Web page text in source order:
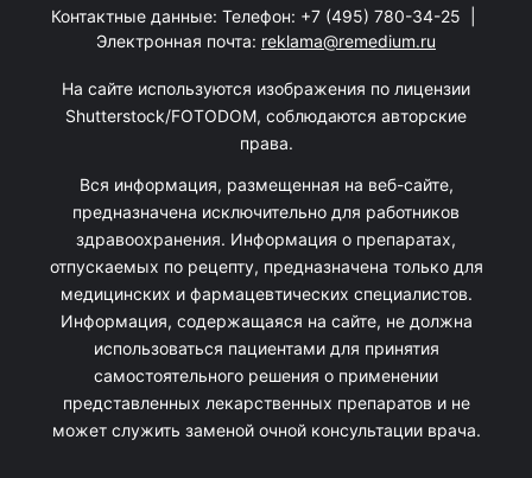
Контактные данные: Телефон: +7 (495) 780-34-25
Электронная почта: reklama@remedium.ru
На сайте используются изображения по лицензии
Shutterstock/FOTODOM, соблюдаются авторские
права.
Вся информация, размещенная на веб-сайте,
предназначена исключительно для работников
здравоохранения. Информация о препаратах,
отпускаемых по рецепту, предназначена только для
медицинских и фармацевтических специалистов.
Информация, содержащаяся на сайте, не должна
использоваться пациентами для принятия
самостоятельного решения о применении
представленных лекарственных препаратов и не
может служить заменой очной консультации врача.